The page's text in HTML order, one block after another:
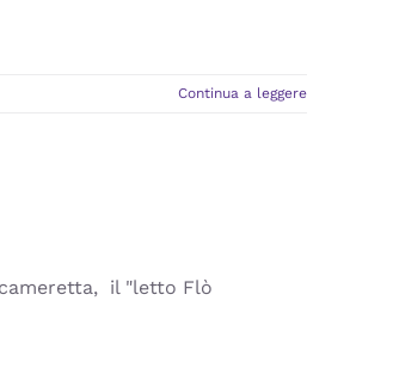
Continua a leggere
il "letto Flò